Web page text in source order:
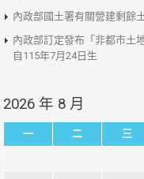
內政部國土署有關營建剩餘
內政部訂定發布「非都市土
自115年7月24日生
2026 年 8 月
一 二 三